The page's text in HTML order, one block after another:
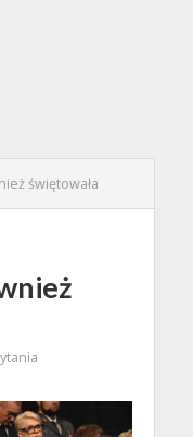
świętowała